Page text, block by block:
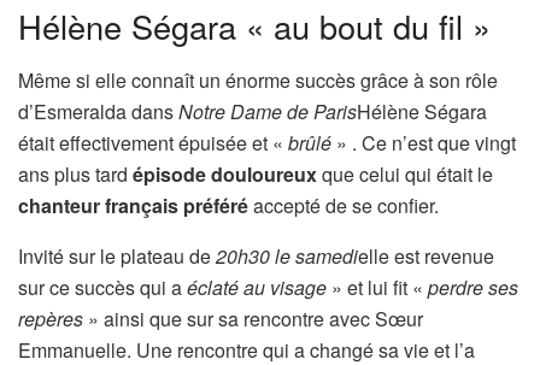
Hélène Ségara « au bout du fil »
Même si elle connaît un énorme succès grâce à son rôle
d’Esmeralda dansNotre Dame de ParisHélène Ségara
était effectivement épuisée et « brûlé » . Ce n’est que vingt
ans plus tard épisode douloureuxque celui qui était le
chanteur français préféréaccepté de se confier.
Invité sur le plateau de20h30 le samedielle est revenue
sur ce succès qui aéclaté au visage » et lui fit « perdre ses
repères » ainsi que sur sa rencontre avec Sœur
Emmanuelle. Une rencontre qui a changé sa vie et l’a